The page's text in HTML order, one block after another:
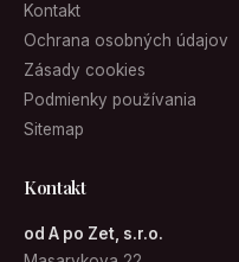
Kontakt
Ochrana osobných údajov
Zásady cookies
Podmienky používania
Sitemap
Kontakt
od A po Zet, s.r.o.